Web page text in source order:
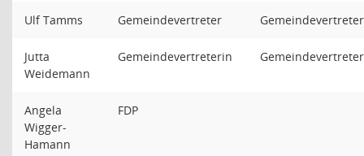
Ulf Tamms Gemeindevertreter Gemeindevertreter
Jutta
Weidemann
Gemeindevertreterin
Angela
Wigger-
Hamann
FDP